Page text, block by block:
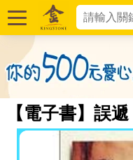
【電子書】誤遞